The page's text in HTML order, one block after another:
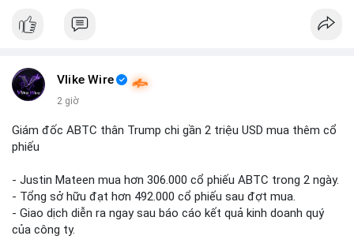
#mempoolbtc
$cro
📰 Nguồn: Cointelegraph
Vlike Wire
2 giờ
Giám đốc ABTC thân Trump chi gần 2 triệu USD mua thêm cổ
phiếu
- Justin Mateen mua hơn 306.000 cổ phiếu ABTC trong 2 ngày.
- Tổng sở hữu đạt hơn 492.000 cổ phiếu sau đợt mua.
- Giao dịch diễn ra ngay sau báo cáo kết quả kinh doanh quý
của công ty.